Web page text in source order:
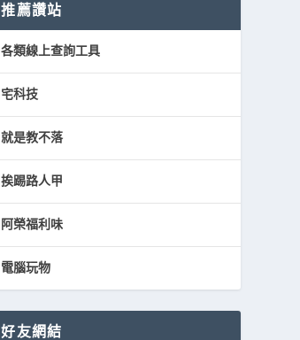
推薦讚站
各類線上查詢工具
宅科技
就是教不落
挨踢路人甲
阿榮福利味
電腦玩物
好友網結